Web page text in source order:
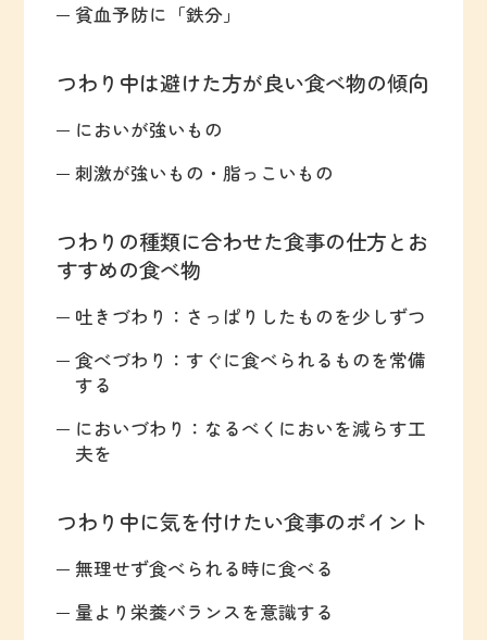
貧血予防に「鉄分」
つわり中は避けた方が良い食べ物の傾向
においが強いもの
刺激が強いもの・脂っこいもの
つわりの種類に合わせた食事の仕方とお
すすめの食べ物
吐きづわり：さっぱりしたものを少しずつ
食べづわり：すぐに食べられるものを常備
する
においづわり：なるべくにおいを減らす工
夫を
つわり中に気を付けたい食事のポイント
無理せず食べられる時に食べる
量より栄養バランスを意識する